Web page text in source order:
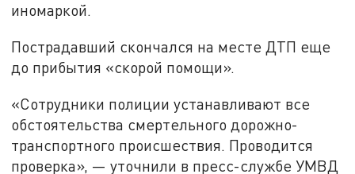
иномаркой.
Пострадавший скончался на месте ДТП еще
до прибытия «скорой помощи».
«Сотрудники полиции устанавливают все
обстоятельства смертельного дорожно-
транспортного происшествия. Проводится
проверка», — уточнили в пресс-службе УМВД